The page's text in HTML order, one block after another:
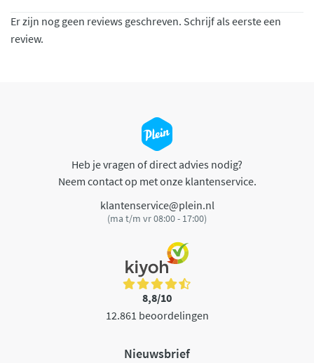
Er zijn nog geen reviews geschreven. Schrijf als eerste een
review.
Heb je vragen of direct advies nodig?
Neem contact op met onze klantenservice.
klantenservice@plein.nl
(ma t/m vr 08:00 - 17:00)
8,8/10
12.861 beoordelingen
Nieuwsbrief